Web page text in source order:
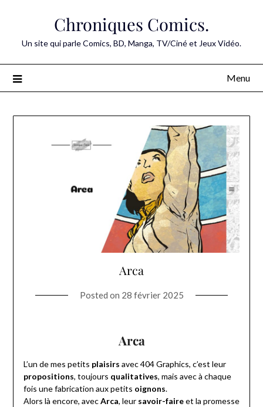
Chroniques Comics.
Un site qui parle Comics, BD, Manga, TV/Ciné et Jeux Vidéo.
Menu
Arca
Posted on 28 février 2025
Arca
L’un de mes petits plaisirs avec 404 Graphics, c’est leur
propositions, toujours qualitatives, mais avec à chaque
fois une fabrication aux petits oignons.
Alors là encore, avecArca, leur savoir-faireet la promesse